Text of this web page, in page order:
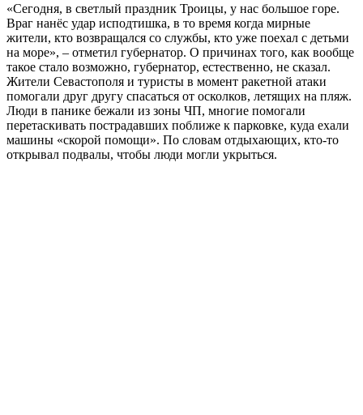
«Сегодня, в светлый праздник Троицы, у нас большое горе.
Враг нанёс удар исподтишка, в то время когда мирные
жители, кто возвращался со службы, кто уже поехал с детьми
на море», – отметил губернатор. О причинах того, как вообще
такое стало возможно, губернатор, естественно, не сказал.
Жители Севастополя и туристы в момент ракетной атаки
помогали друг другу спасаться от осколков, летящих на пляж.
Люди в панике бежали из зоны ЧП, многие помогали
перетаскивать пострадавших поближе к парковке, куда ехали
машины «скорой помощи». По словам отдыхающих, кто-то
открывал подвалы, чтобы люди могли укрыться.